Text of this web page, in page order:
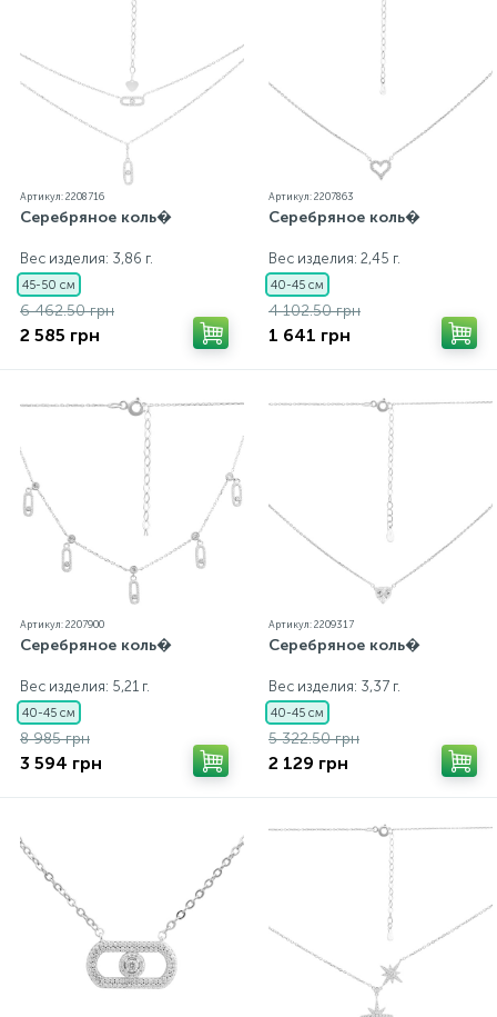
Артикул: 2208716
Серебряное коль�
Вес изделия: 3,86 г.
45-50 см
6 462.50 грн
2 585 грн
Артикул: 2207863
Серебряное коль�
Вес изделия: 2,45 г.
40-45 см
4 102.50 грн
1 641 грн
Артикул: 2207900
Серебряное коль�
Вес изделия: 5,21 г.
40-45 см
8 985 грн
3 594 грн
Артикул: 2209317
Серебряное коль�
Вес изделия: 3,37 г.
40-45 см
5 322.50 грн
2 129 грн